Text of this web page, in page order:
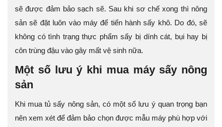
sẽ được đảm bảo sạch sẽ. Sau khi sơ chế xong thì nông
sản sẽ đặt luôn vào máy để tiến hành sấy khô. Do đó, sẽ
không có tình trạng thực phẩm sấy bị dính cát, bụi hay bị
côn trùng đậu vào gây mất vệ sinh nữa.
Một số lưu ý khi mua máy sấy nông
sản
Khi mua tủ sấy nông sản, có một số lưu ý quan trọng bạn
nên xem xét để đảm bảo chọn được mẫu máy phù hợp với